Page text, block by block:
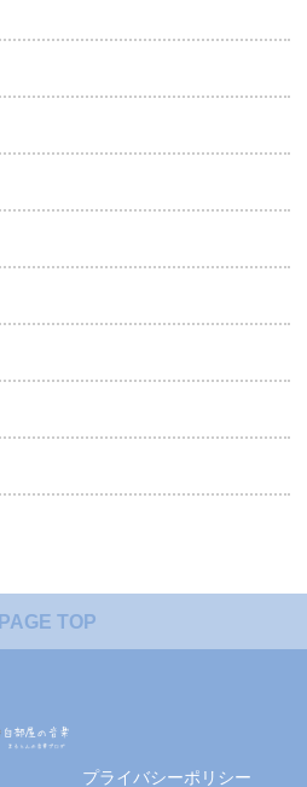
PAGE TOP
プライバシーポリシー